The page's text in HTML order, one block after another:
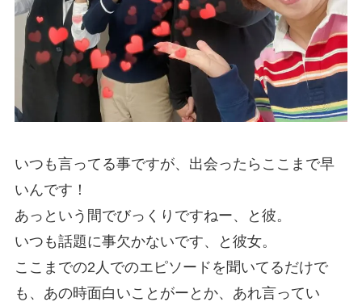
いつも言ってる事ですが、出会ったらここまで早
いんです！
あっという間でびっくりですねー、と彼。
いつも話題に事欠かないです、と彼女。
ここまでの2人でのエピソードを聞いてるだけで
も、あの時面白いことがーとか、あれ言ってい